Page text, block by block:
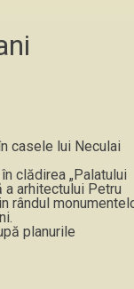
casele lui Neculai
clădirea „Palatului
a arhitectului Petru
rândul
planurile